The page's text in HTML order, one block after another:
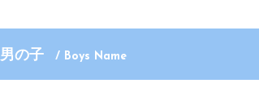
男の子 / Boys Name